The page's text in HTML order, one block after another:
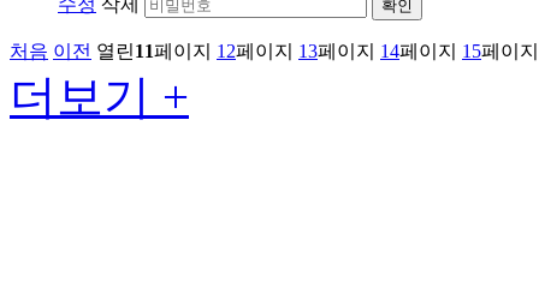
수정 삭제 확인
처음 이전 열린11페이지 12페이지 13페이지 14페이지 15페이지
더보기 +